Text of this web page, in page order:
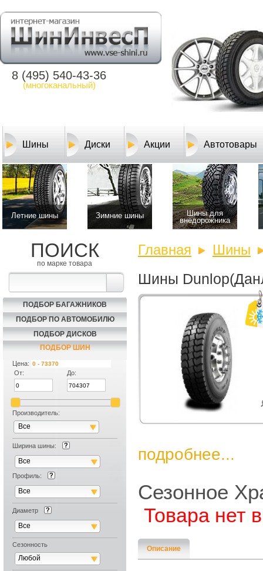
8 (495) 540-43-36
(многоканальный)
Шины Диски Акции Автотовары
Летние шины Зимние шины
Шины для
внедорожника
ПОИСК
по марке товара
ПОДБОР БАГАЖНИКОВ
ПОДБОР ПО АВТОМОБИЛЮ
ПОДБОР ДИСКОВ
ПОДБОР ШИН
Цена:
От:
До:
Производитель:
Все
Ширина шины:
Все
Профиль:
Все
Диаметр
Все
Сезонность
Любой
Главная Шины
Шины
подробнее...
Сезонное
Товара нет
Описание